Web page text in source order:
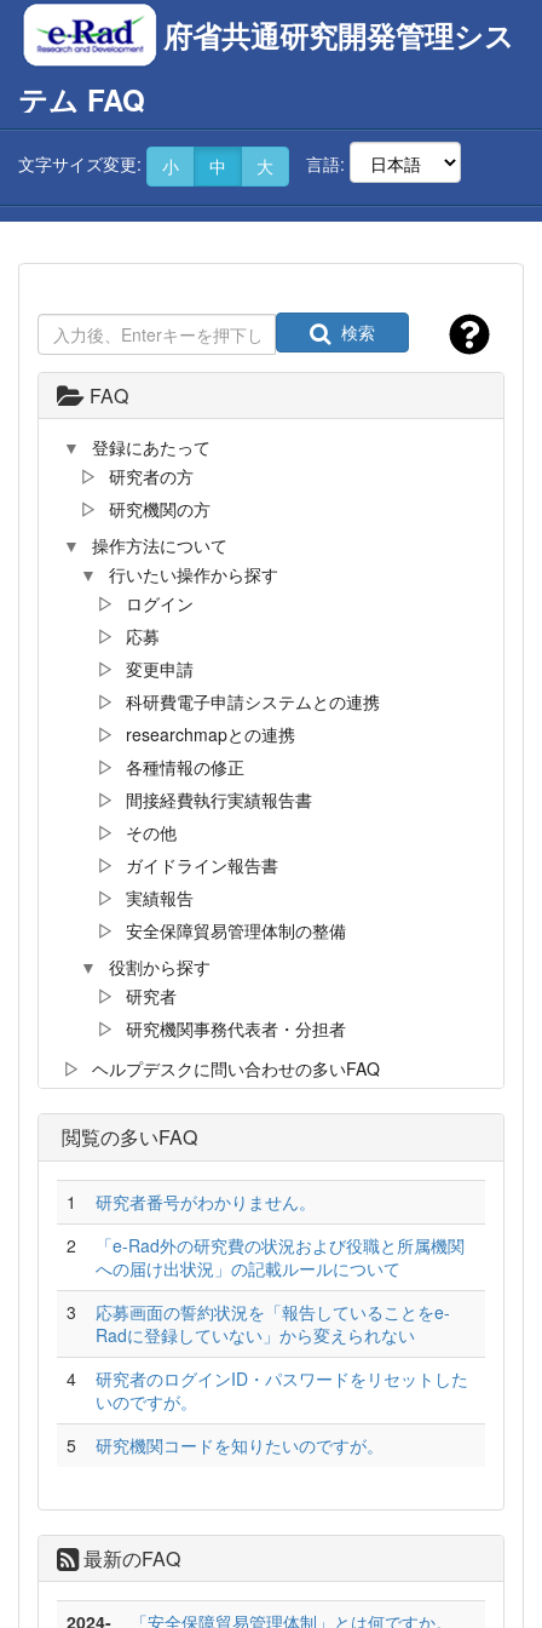
府省共通研究開発管理シス
テム FAQ
文字サイズ変更: 小 中 大 言語:
検索
FAQ
登録にあたって
研究者の方
研究機関の方
操作方法について
行いたい操作から探す
ログイン
応募
変更申請
科研費電子申請システムとの連携
researchmapとの連携
各種情報の修正
間接経費執行実績報告書
その他
ガイドライン報告書
実績報告
安全保障貿易管理体制の整備
役割から探す
研究者
研究機関事務代表者・分担者
ヘルプデスクに問い合わせの多いFAQ
閲覧の多いFAQ
1
研究者番号がわかりません。
2
「e-Rad外の研究費の状況および役職と所属機関
への届け出状況」の記載ルールについて
3
応募画面の誓約状況を「報告していることをe-
Radに登録していない」から変えられない
4
研究者のログインID・パスワードをリセットした
いのですが。
5
研究機関コードを知りたいのですが。
最新のFAQ
2024- 「安全保障貿易管理体制」とは何ですか。